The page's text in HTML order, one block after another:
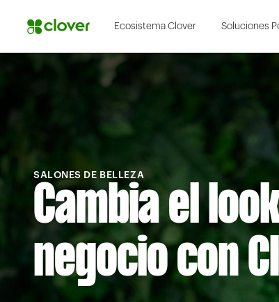
Ecosistema Clover Soluciones
SALONES DE BELLEZA
Cambia el
negocio con